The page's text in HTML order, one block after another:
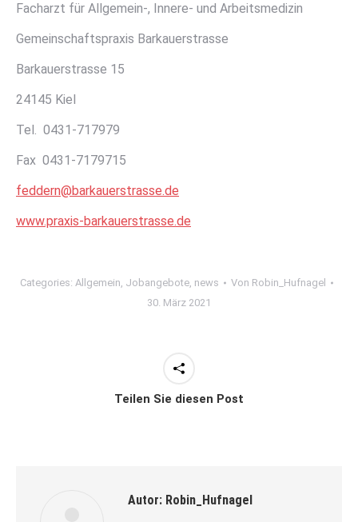
Facharzt für Allgemein-, Innere- und Arbeitsmedizin
Gemeinschaftspraxis Barkauerstrasse
Barkauerstrasse 15
24145 Kiel
Tel. 0431-717979
Fax 0431-7179715
feddern@barkauerstrasse.de
www.praxis-barkauerstrasse.de
Categories: Allgemein, Jobangebote, news Von Robin_Hufnagel
30. März 2021
Teilen Sie diesen Post
Autor: Robin_Hufnagel